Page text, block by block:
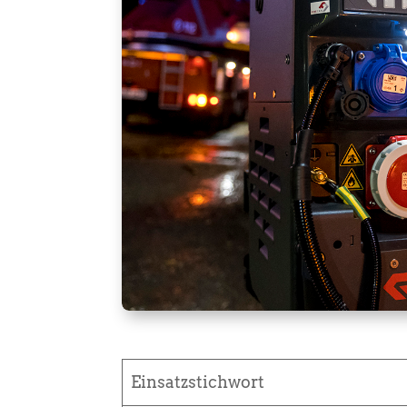
Einsatzstichwort